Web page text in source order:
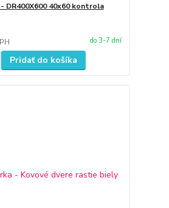
DR400X600 40x60 kontrola
do 3-7 dní
Pridať do košíka